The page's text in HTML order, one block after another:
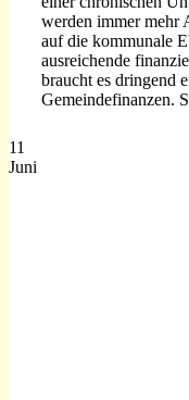
werden immer mehr
auf die kommunale
ausreichende
braucht es dringend
Gemeindefinanzen.
11
Juni